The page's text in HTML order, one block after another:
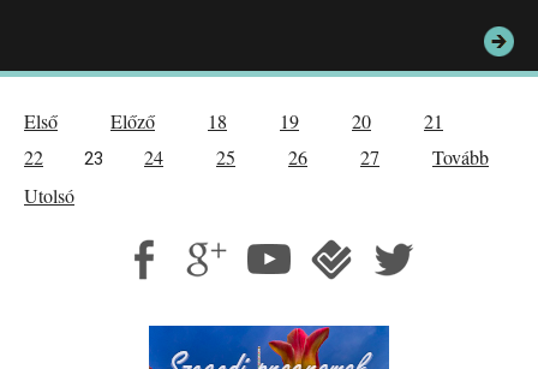
Első Előző 18 19 20
21
22
23 24 25 26 27
Tovább
Utolsó